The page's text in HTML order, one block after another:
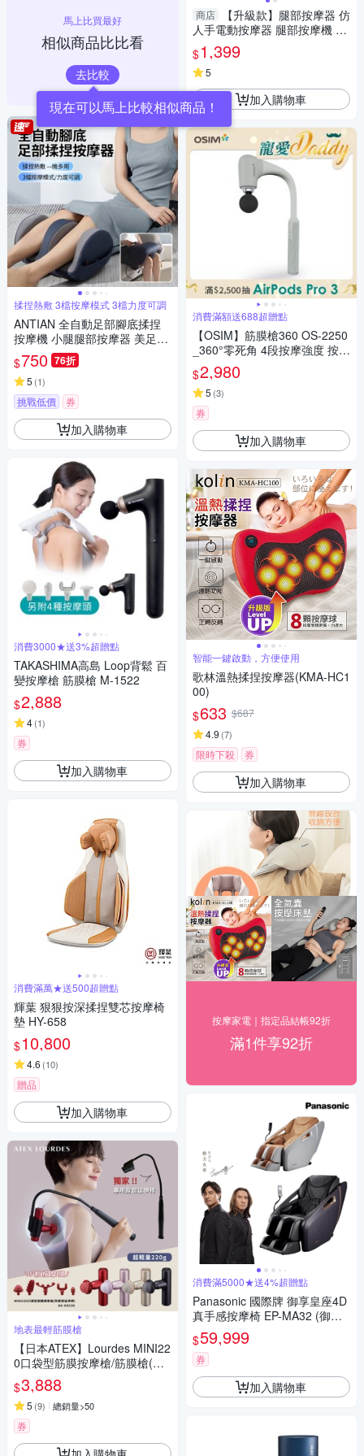
馬上比買最好
相似商品比比看
去比較
揉捏熱敷 3檔按摩模式 3檔力度可調
ANTIAN 全自動足部腳底揉捏
按摩機 小腿腿部按摩器 美足美
腿足療機 腳底放鬆神器
$750 76折
5 (1)
挑戰低價 券
加入購物車
消費3000★送3%超贈點
TAKASHIMA高島 Loop背鬆 百
變按摩槍 筋膜槍 M-1522
$2,888
4(1)
券
加入購物車
消費滿萬★送500超贈點
輝葉 狠狠按深揉捏雙芯按摩椅
墊 HY-658
$10,800
4.6 (10)
贈品
加入購物車
地表最輕筋膜槍
【日本ATEX】Lourdes MINI22
0口袋型筋膜按摩槍/筋膜槍(附
肩背伸縮桿) -4色任選
$3,888
5 (9) 總銷量>50
券
商店
【升級款】腿部按摩器 仿
人手電動按摩器 腿部按摩機 腿
部氣囊熱敷按摩儀器 小腿按摩
機 按摩
$1,399
5
加入購物車
消費滿額送688超贈點
【OSIM】筋膜槍360 OS-2250
_360°零死角 4段按摩強度 按摩
槍 電動按摩器
$2,980
5 (3)
券
加入購物車
智能一鍵啟動，方便使用
歌林溫熱揉捏按摩器(KMA-HC1
00)
$633 $687
4.9 (7)
限時下殺 券
加入購物車
按摩家電｜指定品結帳92折
滿1件享92折
消費滿5000★送4%超贈點
Panasonic 國際牌 御享皇座4D
真手感按摩椅 EP-MA32 (御制4
D妙手機芯+新五感技術)
$59,999
券
加入購物車